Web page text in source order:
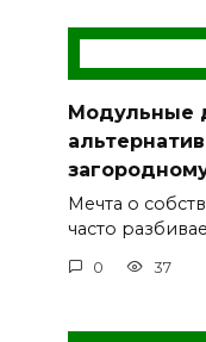
Модульные
Мечта о
часто
0 37